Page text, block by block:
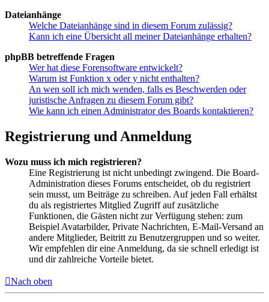
Dateianhänge
Welche Dateianhänge sind in diesem Forum zulässig?
Kann ich eine Übersicht all meiner Dateianhänge erhalten?
phpBB betreffende Fragen
Wer hat diese Forensoftware entwickelt?
Warum ist Funktion x oder y nicht enthalten?
An wen soll ich mich wenden, falls es Beschwerden oder
juristische Anfragen zu diesem Forum gibt?
Wie kann ich einen Administrator des Boards kontaktieren?
Registrierung und Anmeldung
Wozu muss ich mich registrieren?
Eine Registrierung ist nicht unbedingt zwingend. Die Board-
Administration dieses Forums entscheidet, ob du registriert
sein musst, um Beiträge zu schreiben. Auf jeden Fall erhältst
du als registriertes Mitglied Zugriff auf zusätzliche
Funktionen, die Gästen nicht zur Verfügung stehen: zum
Beispiel Avatarbilder, Private Nachrichten, E-Mail-Versand an
andere Mitglieder, Beitritt zu Benutzergruppen und so weiter.
Wir empfehlen dir eine Anmeldung, da sie schnell erledigt ist
und dir zahlreiche Vorteile bietet.
Nach oben